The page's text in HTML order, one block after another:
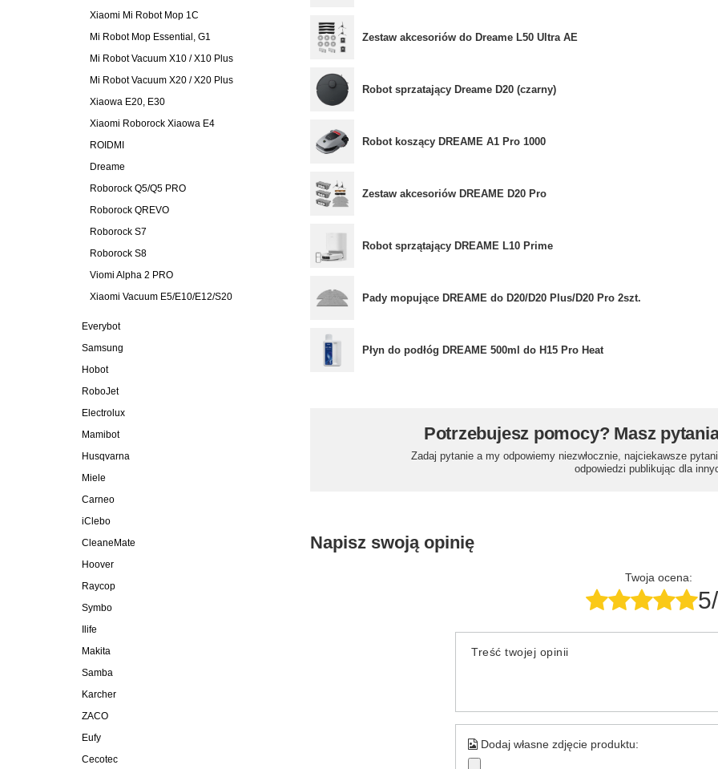
Xiaomi Mi Robot Mop 1C
Mi Robot Mop Essential, G1
Mi Robot Vacuum X10 / X10 Plus
Mi Robot Vacuum X20 / X20 Plus
Xiaowa E20, E30
Xiaomi Roborock Xiaowa E4
ROIDMI
Dreame
Roborock Q5/Q5 PRO
Roborock QREVO
Roborock S7
Roborock S8
Viomi Alpha 2 PRO
Xiaomi Vacuum E5/E10/E12/S20
Everybot
Samsung
Hobot
RoboJet
Electrolux
Mamibot
Husqvarna
Miele
Carneo
iClebo
CleaneMate
Hoover
Raycop
Symbo
Ilife
Makita
Samba
Karcher
ZACO
Eufy
Cecotec
Zestaw akcesoriów do Dreame L50 Ultra AE
Robot sprzatający Dreame D20 (czarny)
Robot koszący DREAME A1 Pro 1000
Zestaw akcesoriów DREAME D20 Pro
Robot sprzątający DREAME L10 Prime
Pady mopujące DREAME do D20/D20 Plus/D20 Pro 2szt.
Płyn do podłóg DREAME 500ml do H15 Pro Heat
Potrzebujesz pomocy? Masz
Zadaj pytanie a my odpowiemy niezwłocznie, najciekawsze
odpowiedzi publikując dla
Napisz swoją opinię
Twoja ocena:
Treść twojej opinii
Dodaj własne zdjęcie produktu: